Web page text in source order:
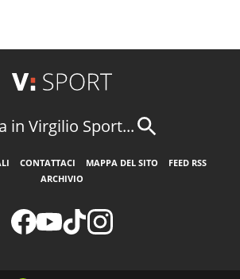
in Virgilio Sport...
CONTATTACI MAPPA DEL SITO
FEED RSS
ARCHIVIO